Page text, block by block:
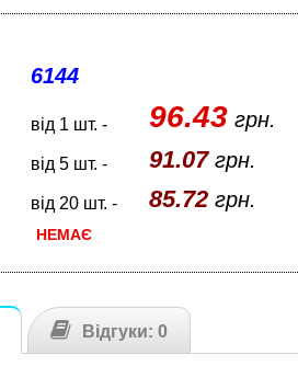
6144
від 1 шт. - 96.43грн.
від 5 шт. - 91.07грн.
від 20 шт. - 85.72грн.
НЕМАЄ
Відгуки: 0